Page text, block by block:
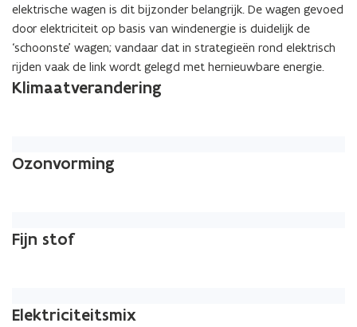
elektrische wagen is dit bijzonder belangrijk. De wagen gevoed
door elektriciteit op basis van windenergie is duidelijk de
‘schoonste’ wagen; vandaar dat in strategieën rond elektrisch
rijden vaak de link wordt gelegd met hernieuwbare energie.
Klimaatverandering
Ozonvorming
Fijn stof
Elektriciteitsmix